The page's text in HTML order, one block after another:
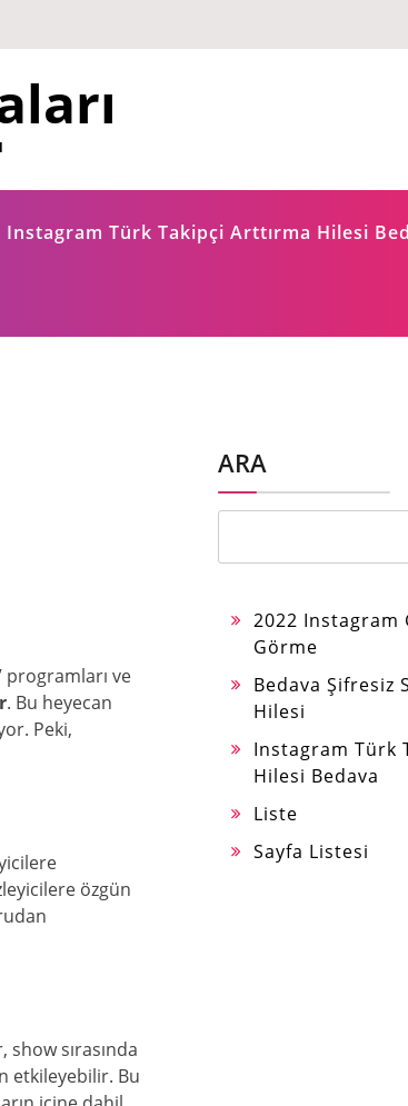
Instagram Türk Takipçi Arttırma Hilesi
programları ve
. Bu heyecan
Peki,
özgün
sırasında
etkileyebilir. Bu
ARA
2022 Instagram
Görme
Bedava Şifresiz
Hilesi
Instagram Türk
Hilesi Bedava
Liste
Sayfa Listesi